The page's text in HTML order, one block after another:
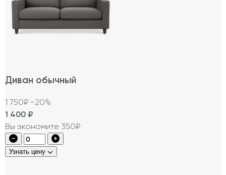
Диван обычный
1 750₽ −20%
1 400 ₽
Вы экономите 350₽
Узнать цену